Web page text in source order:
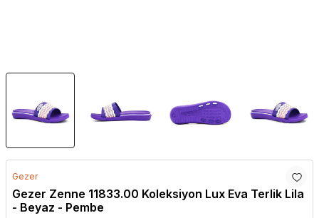
Gezer
Gezer Zenne 11833.00 Koleksiyon Lux Eva Terlik Lila
- Beyaz - Pembe